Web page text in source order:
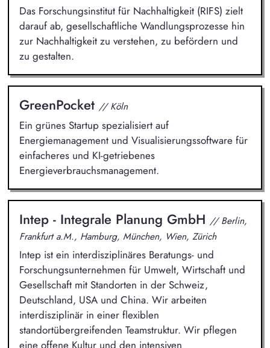
Das Forschungsinstitut für Nachhaltigkeit (RIFS) zielt
darauf ab, gesellschaftliche Wandlungsprozesse hin
zur Nachhaltigkeit zu verstehen, zu befördern und
zu gestalten.
GreenPocket // Köln
Ein grünes Startup spezialisiert auf
Energiemanagement und Visualisierungssoftware für
einfacheres und KI-getriebenes
Energieverbrauchsmanagement.
Intep - Integrale Planung GmbH // Berlin,
Frankfurt a.M., Hamburg, München, Wien, Zürich
Intep ist ein interdisziplinäres Beratungs- und
Forschungsunternehmen für Umwelt, Wirtschaft und
Gesellschaft mit Standorten in der Schweiz,
Deutschland, USA und China. Wir arbeiten
interdisziplinär in einer flexiblen
standortübergreifenden Teamstruktur. Wir pflegen
eine offene Kultur und den intensiven